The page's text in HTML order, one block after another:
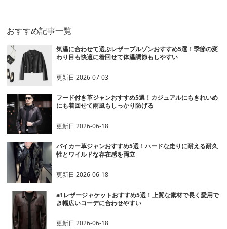
おすすめ記事一覧
気温に合わせて選ぶレザーブルゾンおすすめ5選！季節の変
わり目も快適に着回せて体温調節もしやすい
更新日2026-07-03
フード付き革ジャンおすすめ5選！カジュアルにもきれいめ
にも着回せて雨風もしっかり防げる
更新日2026-06-18
バイカー革ジャンおすすめ5選！ハードな走りに耐える耐久
性とワイルドな存在感を両立
更新日2026-06-18
a1レザージャケットおすすめ5選！上質な素材で長く愛用で
き幅広いコーデに合わせやすい
更新日2026-06-18